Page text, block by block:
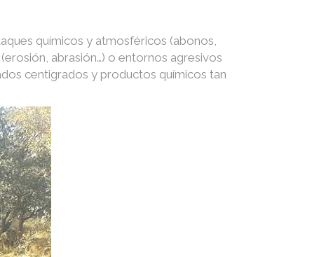
químicos y atmosféricos (abonos,
abrasión…) o entornos agresivos
centigrados y productos químicos tan